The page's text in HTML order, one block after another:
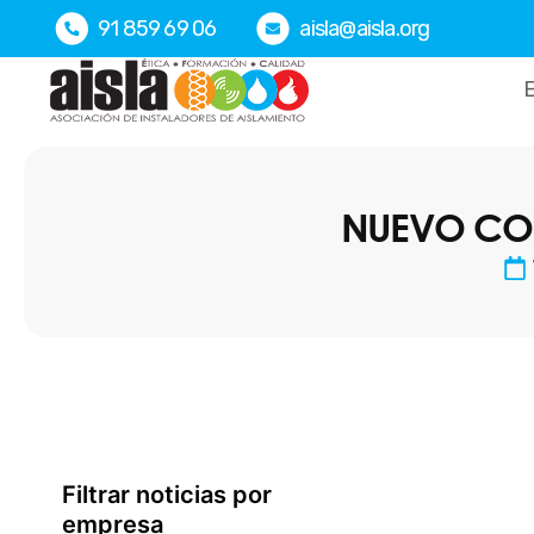
contenido
91 859 69 06 aisla@aisla.org
NUEVO
Filtrar noticias por
empresa